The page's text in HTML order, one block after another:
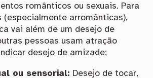
românticos ou sexuais. Para
(especialmente arromânticas),
vai além de um desejo de
pessoas usam atração
desejo de amizade;
ou sensorial: Desejo de tocar,